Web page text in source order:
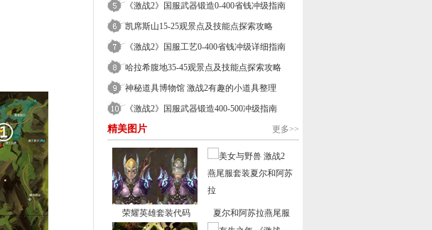
《激战2》国服武器锻造0-400省钱冲级指南
凯席斯山15-25观景点及技能点探索攻略
《激战2》国服工艺0-400省钱冲级详细指南
哈拉希腹地35-45观景点及技能点探索攻略
神秘道具博物馆 激战2有趣的小道具整理
《激战2》国服武器锻造400-500冲级指南
更多>>
精美图片
荣耀英雄套装代码 夏尔和阿苏拉燕尾服